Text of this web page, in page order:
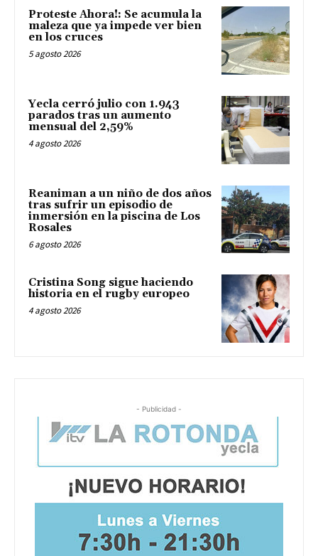
Proteste Ahora!: Se acumula la
maleza que ya impede ver bien
en los cruces
5 agosto 2026
Yecla cerró julio con 1.943
parados tras un aumento
mensual del 2,59%
4 agosto 2026
Reaniman a un niño de dos años
tras sufrir un episodio de
inmersión en la piscina de Los
Rosales
6 agosto 2026
Cristina Song sigue haciendo
historia en el rugby europeo
4 agosto 2026
- Publicidad -